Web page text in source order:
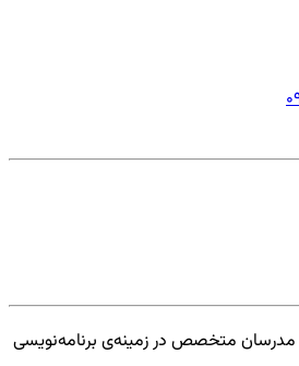
مدرسان متخصص در زمینه‌ی برنامه‌نویسی